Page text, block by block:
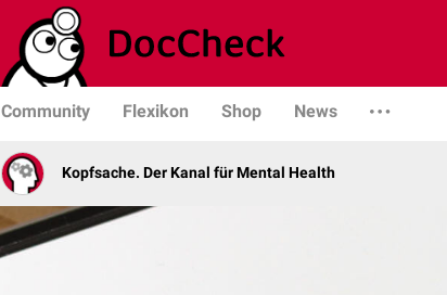
Community Flexikon Shop News
Kopfsache. Der Kanal für Mental Health